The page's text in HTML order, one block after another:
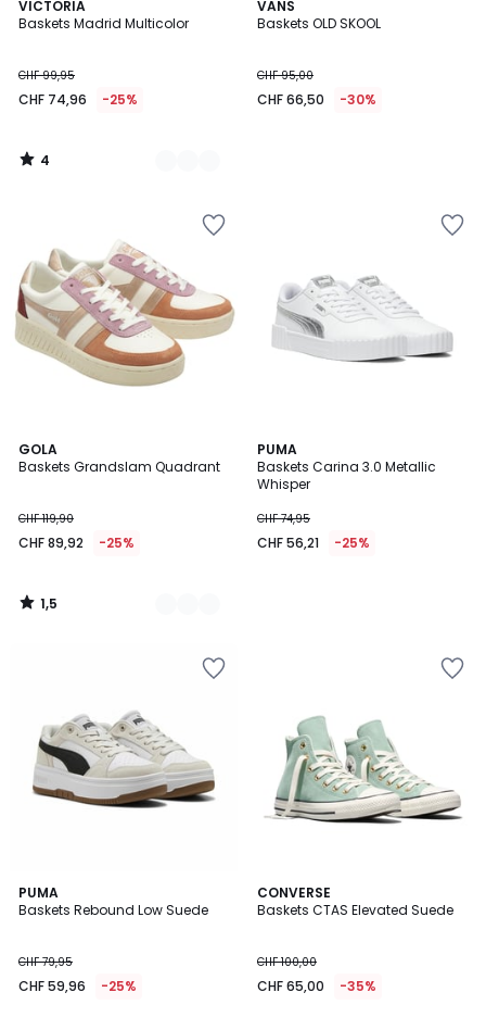
VICTORIA
Baskets Madrid Multicolor
CHF 99,95
CHF 74,96 -25%
4
/
2
Couleurs
4
/
VANS
Baskets OLD SKOOL
CHF 95,00
CHF 66,50 -30%
GOLA
Baskets Grandslam Quadrant
CHF 119,90
CHF 89,92 -25%
1,5
/
2
Couleurs
1,5
/
PUMA
Baskets Carina 3.0 Metallic
Whisper
CHF 74,95
CHF 56,21 -25%
PUMA
Baskets Rebound Low Suede
CHF 79,95
CHF 59,96 -25%
3,7
/ 5
CONVERSE
Baskets CTAS Elevated Suede
CHF 100,00
CHF 65,00 -35%